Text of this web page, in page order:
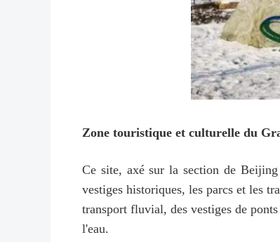
Zone touristique et culturelle du
Ce site, axé sur la section de
vestiges historiques, les parcs et les
transport fluvial, des vestiges de
l'eau.